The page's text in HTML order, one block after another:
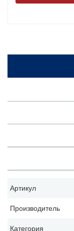
Артикул
Производитель
Категория